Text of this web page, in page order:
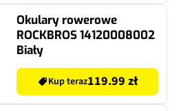
Okulary rowerowe
ROCKBROS 14120008002
Biały
Kup teraz119.99 zł